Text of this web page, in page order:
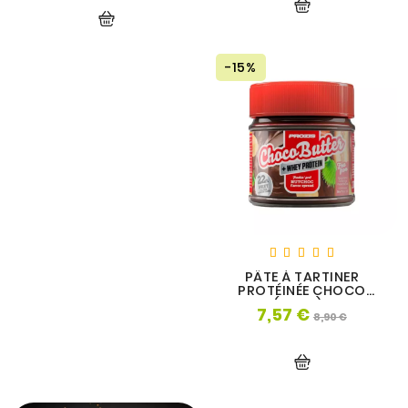
-15%
PÂTE À TARTINER
PROTÉINÉE CHOCO
BUTTER (200G) - PROZIS
7,57 € Prix
8,90 €Prix